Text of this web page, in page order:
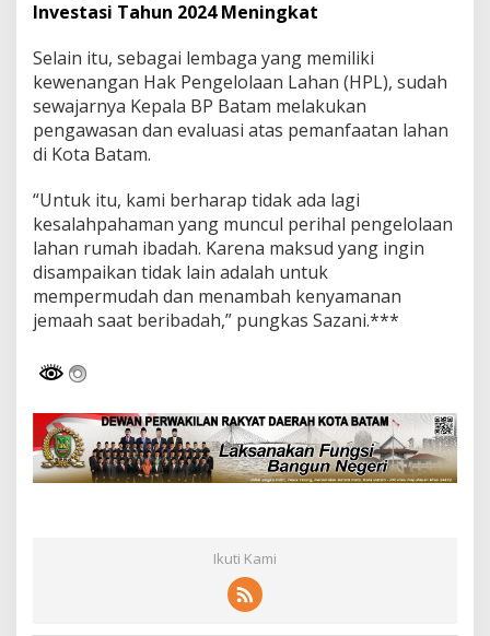
Investasi Tahun 2024 Meningkat
Selain itu, sebagai lembaga yang memiliki
kewenangan Hak Pengelolaan Lahan (HPL), sudah
sewajarnya Kepala BP Batam melakukan
pengawasan dan evaluasi atas pemanfaatan lahan
di Kota Batam.
“Untuk itu, kami berharap tidak ada lagi
kesalahpahaman yang muncul perihal pengelolaan
lahan rumah ibadah. Karena maksud yang ingin
disampaikan tidak lain adalah untuk
mempermudah dan menambah kenyamanan
jemaah saat beribadah,” pungkas Sazani.***
Ikuti Kami